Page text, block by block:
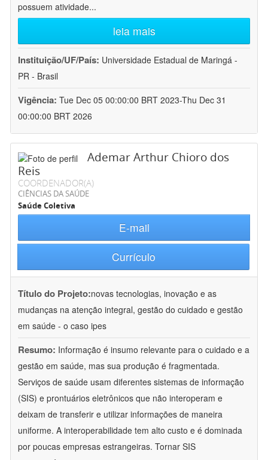
possuem atividade...
leia mais
Instituição/UF/País: Universidade Estadual de Maringá -
PR - Brasil
Vigência: Tue Dec 05 00:00:00 BRT 2023-Thu Dec 31
00:00:00 BRT 2026
Ademar Arthur Chioro dos
Reis
COORDENADOR(A)
CIÊNCIAS DA SAÚDE
Saúde Coletiva
E-mail
Currículo
Título do Projeto:novas tecnologias, inovação e as
mudanças na atenção integral, gestão do cuidado e gestão
em saúde - o caso ipes
Resumo: Informação é insumo relevante para o cuidado e a
gestão em saúde, mas sua produção é fragmentada.
Serviços de saúde usam diferentes sistemas de informação
(SIS) e prontuários eletrônicos que não interoperam e
deixam de transferir e utilizar informações de maneira
uniforme. A interoperabilidade tem alto custo e é dominada
por poucas empresas estrangeiras. Tornar SIS